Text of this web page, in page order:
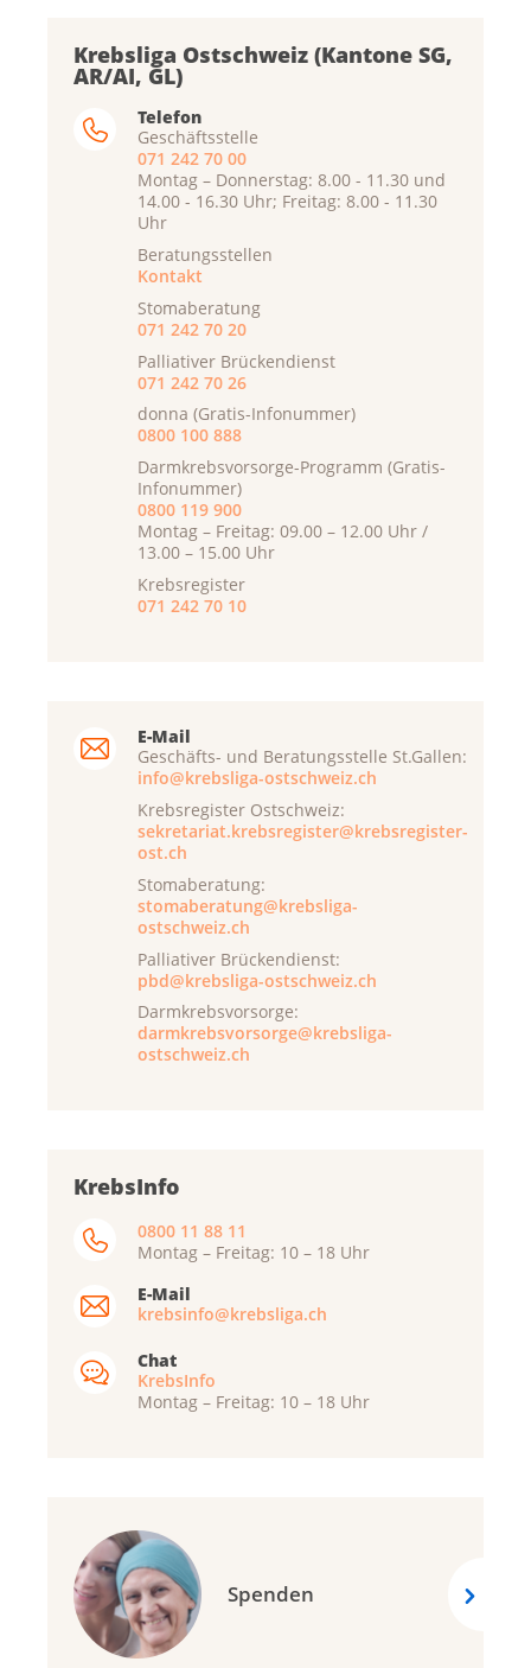
Krebsliga Ostschweiz (Kantone SG,
AR/AI, GL)
Telefon
Geschäftsstelle
071 242 70 00
Montag – Donnerstag: 8.00 - 11.30 und
14.00 - 16.30 Uhr; Freitag: 8.00 - 11.30
Uhr
Beratungsstellen
Kontakt
Stomaberatung
071 242 70 20
Palliativer Brückendienst
071 242 70 26
donna (Gratis-Infonummer)
0800 100 888
Darmkrebsvorsorge-Programm (Gratis-
Infonummer)
0800 119 900
Montag – Freitag: 09.00 – 12.00 Uhr /
13.00 – 15.00 Uhr
Krebsregister
071 242 70 10
E-Mail
Geschäfts- und Beratungsstelle St.Gallen:
info@krebsliga-ostschweiz.ch
Krebsregister Ostschweiz:
sekretariat.krebsregister@krebsregister-
ost.ch
Stomaberatung:
stomaberatung@krebsliga-
ostschweiz.ch
Palliativer Brückendienst:
pbd@krebsliga-ostschweiz.ch
Darmkrebsvorsorge:
darmkrebsvorsorge@krebsliga-
ostschweiz.ch
KrebsInfo
0800 11 88 11
Montag – Freitag: 10 – 18 Uhr
E-Mail
krebsinfo@krebsliga.ch
Chat
KrebsInfo
Montag – Freitag: 10 – 18 Uhr
Spenden